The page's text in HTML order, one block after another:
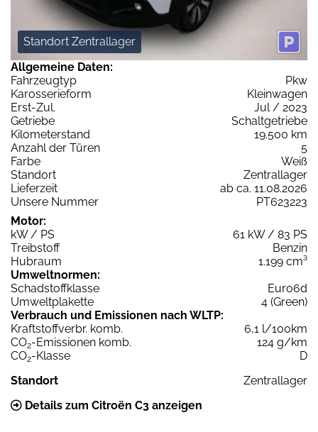
Standort Zentrallager
Allgemeine Daten:
Fahrzeugtyp
Pkw
Karosserieform
Kleinwagen
Erst-Zul.
Jul / 2023
Getriebe
Schaltgetriebe
Kilometerstand
19.500 km
Anzahl der Türen
5
Farbe
Weiß
Standort
Zentrallager
Lieferzeit
ab ca. 11.08.2026
Unsere Nummer
PT623223
Motor:
kW / PS
61 kW / 83 PS
Treibstoff
Benzin
Hubraum
1.199 cm³
Umweltnormen:
Schadstoffklasse
Euro6d
Umweltplakette
4 (Green)
Verbrauch und Emissionen nach WLTP:
Kraftstoffverbr. komb.
6,1 l/100km
CO2-Emissionen komb.
124 g/km
CO2-Klasse
D
Standort
Zentrallager
Details zum Citroën C3 anzeigen